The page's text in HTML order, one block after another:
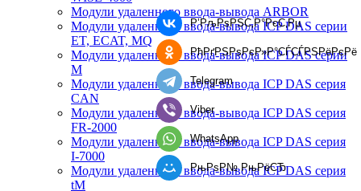
Модули удаленного ввода-вывода ARBOR
Модули удаленного ввода-вывода ICP DAS серии
ET, ECAT, MQ
Модули удаленного ввода-вывода ICP DAS серии
M
Модули удаленного ввода-вывода ICP DAS серия
CAN
Модули удаленного ввода-вывода ICP DAS серия
FR-2000
Модули удаленного ввода-вывода ICP DAS серия
I-7000
Модули удаленного ввода-вывода ICP DAS серия
tM
Р’РљРѕРЅС‚Р°РєС‚Рµ
РћРґРЅРѕРєР»Р°СЃСЃРЅРёРєРё
Telegram
Viber
WhatsApp
РњРѕР№ РњРёСЂ